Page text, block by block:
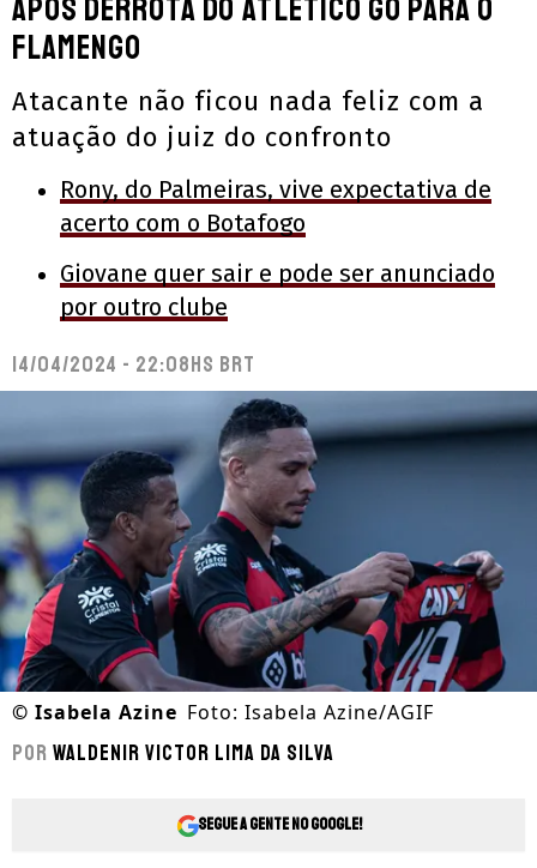
após derrota do Atlético GO para o
Flamengo
Atacante não ficou nada feliz com a
atuação do juiz do confronto
Rony, do Palmeiras, vive expectativa de
acerto com o Botafogo
Giovane quer sair e pode ser anunciado
por outro clube
14/04/2024 - 22:08hs BRT
© Isabela Azine Foto: Isabela Azine/AGIF
Por Waldenir Victor Lima Da Silva
Segue a gente no Google!